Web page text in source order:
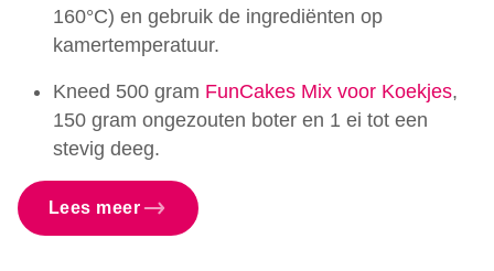
160°C) en gebruik de ingrediënten op
kamertemperatuur.
Kneed 500 gram FunCakes Mix voor Koekjes,
150 gram ongezouten boter en 1 ei tot een
stevig deeg.
Lees meer